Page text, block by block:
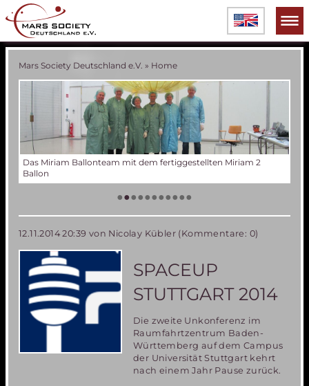
Mars Society Deutschland e.V. » Home
Verschiedene Phasen der Miriam 2 Ballonentwicklung
•••••••••••
12.11.2014 20:39 von Nicolay Kübler (Kommentare: 0)
SPACEUP
STUTTGART 2014
Die zweite Unkonferenz im
Raumfahrtzentrum Baden-
Württemberg auf dem Campus
der Universität Stuttgart kehrt
nach einem Jahr Pause zurück.